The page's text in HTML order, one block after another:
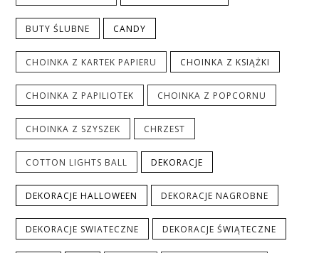
BUTY ŚLUBNE CANDY
CHOINKA Z KARTEK PAPIERU CHOINKA Z KSIĄŻKI
CHOINKA Z PAPILIOTEK CHOINKA Z POPCORNU
CHOINKA Z SZYSZEK CHRZEST
COTTON LIGHTS BALL DEKORACJE
DEKORACJE HALLOWEEN DEKORACJE NAGROBNE
DEKORACJE SWIATECZNE DEKORACJE ŚWIĄTECZNE